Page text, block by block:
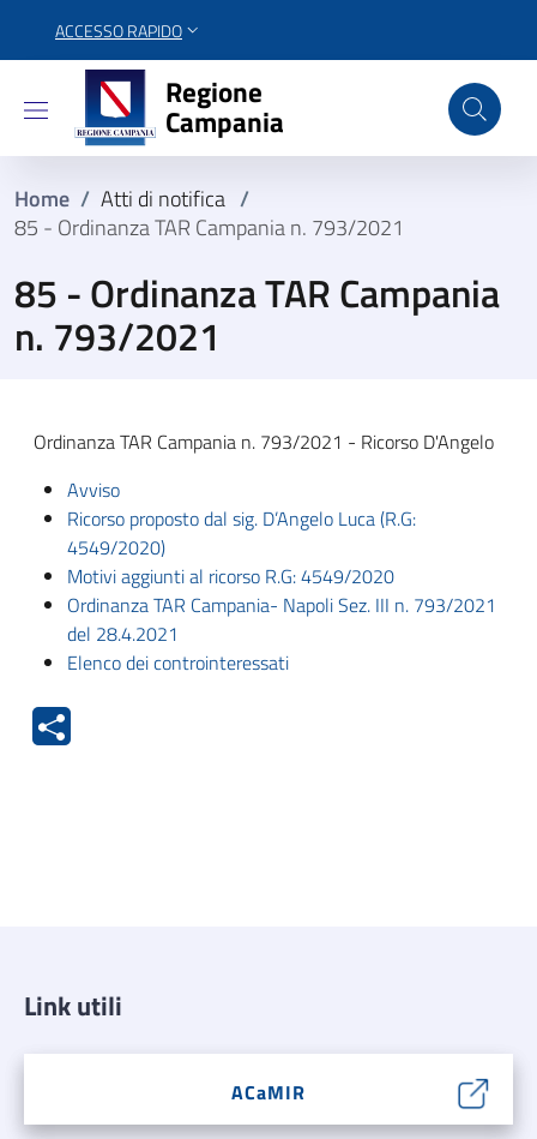
ACCESSO RAPIDO
Regione Campania
Regione
Campania
Home / Atti di notifica /
85 - Ordinanza TAR Campania n. 793/2021
85 - Ordinanza TAR Campania
n. 793/2021
Ordinanza TAR Campania n. 793/2021 - Ricorso D'Angelo
Avviso
Ricorso proposto dal sig. D’Angelo Luca (R.G:
4549/2020)
Motivi aggiunti al ricorso R.G: 4549/2020
Ordinanza TAR Campania- Napoli Sez. III n. 793/2021
del 28.4.2021
Elenco dei controinteressati
Link utili
ACaMIR